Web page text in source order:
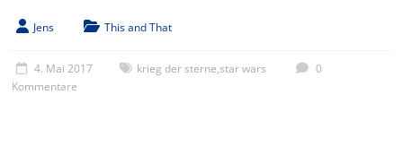
Jens This and That
4. Mai 2017 krieg der sterne,star wars
0
Kommentare